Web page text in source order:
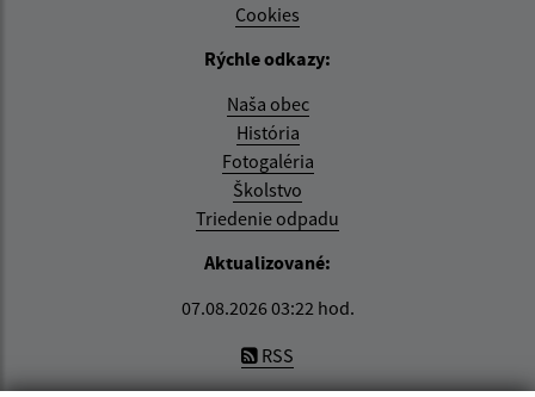
Cookies
Rýchle odkazy:
Naša obec
História
Fotogaléria
Školstvo
Triedenie odpadu
Aktualizované:
07.08.2026 03:22 hod.
RSS